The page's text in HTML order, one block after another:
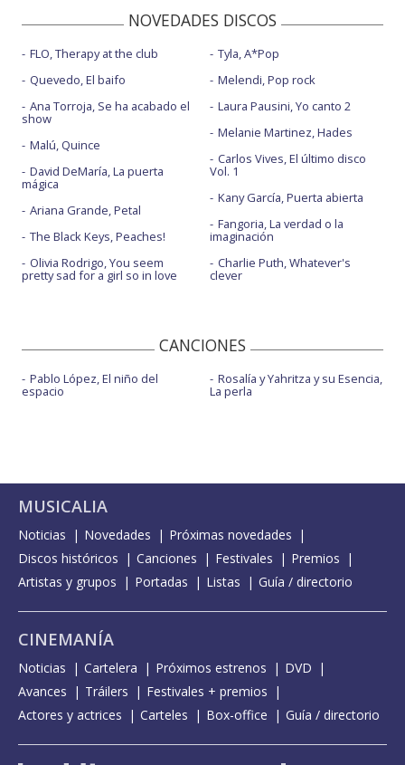
NOVEDADES DISCOS
FLO, Therapy at the club
Quevedo, El baifo
Ana Torroja, Se ha acabado el
show
Malú, Quince
David DeMaría, La puerta
mágica
Ariana Grande, Petal
The Black Keys, Peaches!
Olivia Rodrigo, You seem
pretty sad for a girl so in love
Tyla, A*Pop
Melendi, Pop rock
Laura Pausini, Yo canto 2
Melanie Martinez, Hades
Carlos Vives, El último disco
Vol. 1
Kany García, Puerta abierta
Fangoria, La verdad o la
imaginación
Charlie Puth, Whatever's
clever
CANCIONES
Pablo López, El niño del
espacio
Rosalía y Yahritza y su Esencia,
La perla
MUSICALIA
Noticias Novedades
Próximas novedades
Discos históricos
Canciones Festivales
Premios
Artistas y grupos
Portadas Listas Guía / directorio
CINEMANÍA
Noticias Cartelera Próximos estrenos
DVD
Avances
Tráilers
Festivales + premios
Actores y actrices
Carteles Box-office Guía / directorio